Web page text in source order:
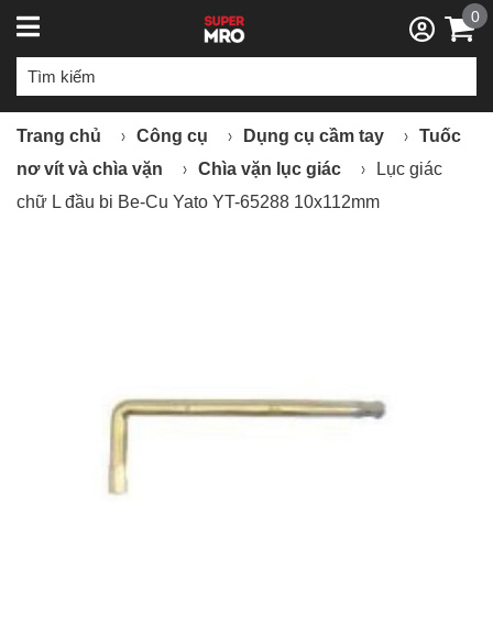
0
Trang chủ Công cụ Dụng cụ cầm tay
Tuốc
nơ vít và chìa vặn
Chìa vặn lục giác
Lục giác
chữ L đầu bi Be-Cu Yato YT-65288 10x112mm